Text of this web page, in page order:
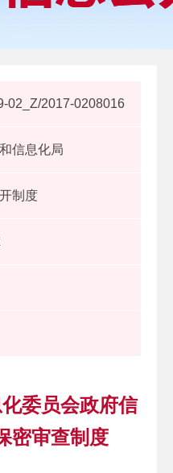
02_Z/2017-0208016
信息化局
制度
委员会政府信
密审查制度